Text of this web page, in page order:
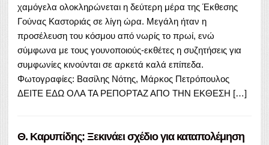
χαμόγελα ολοκληρώνεται η δεύτερη μέρα της Έκθεσης
Γούνας Καστοριάς σε λίγη ώρα. Μεγάλη ήταν η
προσέλευση του κόσμου από νωρίς το πρωί, ενώ
σύμφωνα με τους γουνοποιούς-εκθέτες η συζητήσεις για
συμφωνίες κινούνται σε αρκετά καλά επίπεδα.
Φωτογραφίες: Βασίλης Νότης, Μάρκος Πετρόπουλος
ΔΕΙΤΕ ΕΔΩ ΟΛΑ ΤΑ ΡΕΠΟΡΤΑΖ ΑΠΟ ΤΗΝ ΕΚΘΕΣΗ […]
Θ. Καρυπίδης: Ξεκινάει σχέδιο για καταπολέμηση